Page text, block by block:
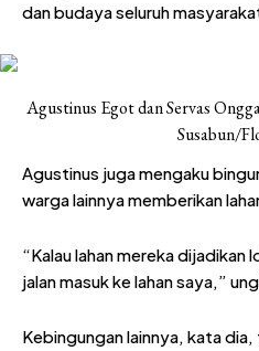
dan budaya seluruh
Agustinus Egot dan Servas
Susabun/
Agustinus juga mengaku
warga lainnya memberikan
“Kalau lahan mereka
jalan masuk ke lahan saya,”
Kebingungan lainnya, kata